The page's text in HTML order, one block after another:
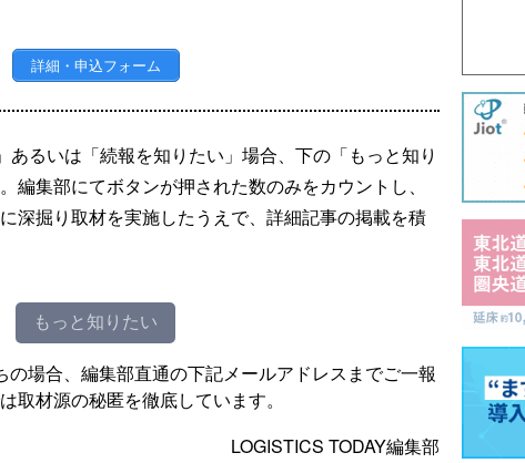
詳細・申込フォーム
るいは「続報を知りたい」場合、下の「もっと知り
編集部にてボタンが押された数のみをカウントし、
深掘り取材を実施したうえで、詳細記事の掲載を積
もっと知りたい
場合、編集部直通の下記メールアドレスまでご一報
取材源の秘匿を徹底しています。
LOGISTICS TODAY編集部